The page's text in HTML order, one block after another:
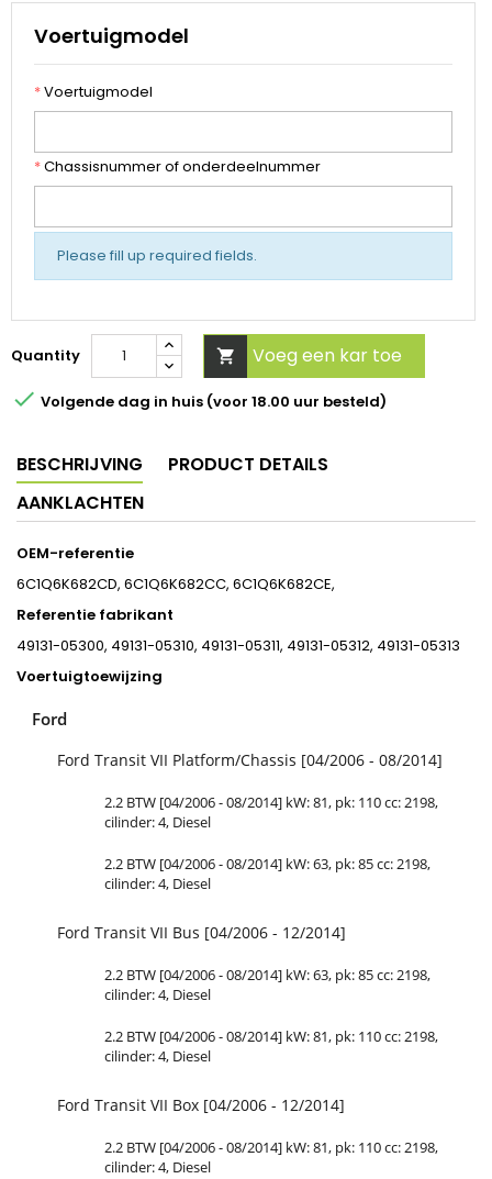
Voertuigmodel
*Voertuigmodel
*Chassisnummer of onderdeelnummer
Please fill up required fields.
Quantity  Voeg een kar toe
 Volgende dag in huis (voor 18.00 uur besteld)
BESCHRIJVING
PRODUCT DETAILS
AANKLACHTEN
OEM-referentie
6C1Q6K682CD, 6C1Q6K682CC, 6C1Q6K682CE,
Referentie fabrikant
49131-05300, 49131-05310, 49131-05311, 49131-05312, 49131-05313
Voertuigtoewijzing
Ford
Ford Transit VII Platform/Chassis [04/2006 - 08/2014]
2.2 BTW [04/2006 - 08/2014] kW: 81, pk: 110 cc: 2198,
cilinder: 4, Diesel
2.2 BTW [04/2006 - 08/2014] kW: 63, pk: 85 cc: 2198,
cilinder: 4, Diesel
Ford Transit VII Bus [04/2006 - 12/2014]
2.2 BTW [04/2006 - 08/2014] kW: 63, pk: 85 cc: 2198,
cilinder: 4, Diesel
2.2 BTW [04/2006 - 08/2014] kW: 81, pk: 110 cc: 2198,
cilinder: 4, Diesel
Ford Transit VII Box [04/2006 - 12/2014]
2.2 BTW [04/2006 - 08/2014] kW: 81, pk: 110 cc: 2198,
cilinder: 4, Diesel